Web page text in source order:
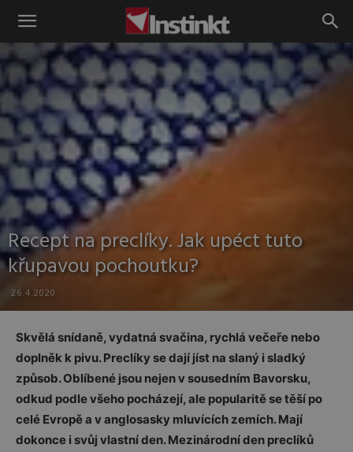
Instinkt
Recept na preclíky. Jak upéct tuto
křupavou pochoutku?
26.4.2020
Skvělá snídaně, vydatná svačina, rychlá večeře nebo
doplněk k pivu. Preclíky se dají jíst na slaný i sladký
způsob. Oblíbené jsou nejen v sousedním Bavorsku,
odkud podle všeho pocházejí, ale popularitě se těší po
celé Evropě a v anglosasky mluvících zemích. Mají
dokonce i svůj vlastní den. Mezinárodní den preclíků